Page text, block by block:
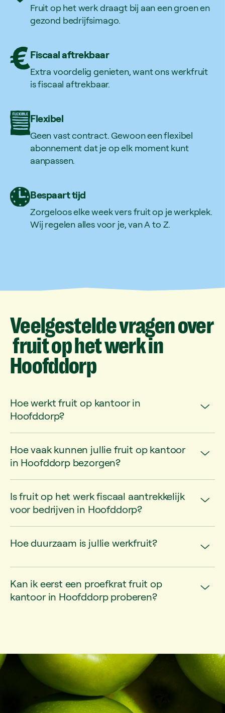
Fruit op het werk draagt bij aan een groen en
gezond bedrijfsimago.
Fiscaal aftrekbaar
Extra voordelig genieten, want ons werkfruit
is fiscaal aftrekbaar.
Flexibel
Geen vast contract. Gewoon een flexibel
abonnement dat je op elk moment kunt
aanpassen.
Bespaart tijd
Zorgeloos elke week vers fruit op je werkplek.
Wij regelen alles voor je, van A to Z.
Veelgesteldevragenover
fruitophetwerkin
Hoofddorp
Hoe werkt fruit op kantoor in
Hoofddorp?
Hoe vaak kunnen jullie fruit op kantoor
in Hoofddorp bezorgen?
Is fruit op het werk fiscaal aantrekkelijk
voor bedrijven in Hoofddorp?
Hoe duurzaam is jullie werkfruit?
Kan ik eerst een proefkrat fruit op
kantoor in Hoofddorp proberen?